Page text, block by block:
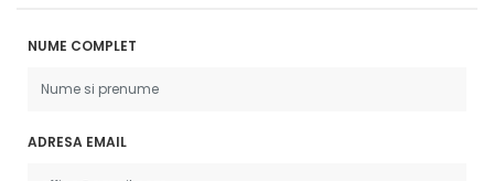
NUME COMPLET
ADRESA EMAIL